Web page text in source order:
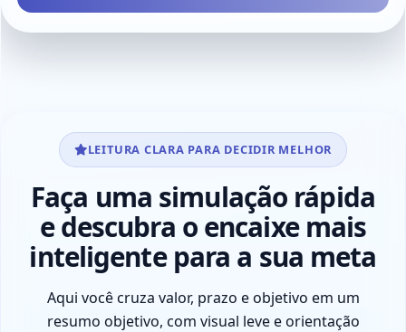
LEITURA CLARA PARA DECIDIR MELHOR
Faça uma simulação rápida
e descubra o encaixe mais
inteligente para a sua meta
Aqui você cruza valor, prazo e objetivo em um
resumo objetivo, com visual leve e orientação